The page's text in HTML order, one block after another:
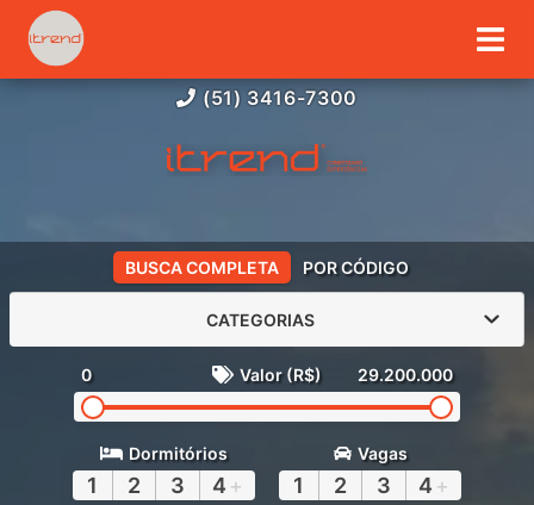
(51) 3416-7300
BUSCA COMPLETA POR CÓDIGO
CATEGORIAS
0 Valor (R$) 29.200.000
Dormitórios
1 2 3 4 +
Vagas
1 2 3 4 +